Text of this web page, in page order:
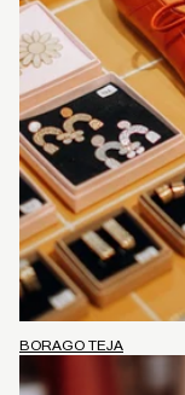
BORAGO TEJA